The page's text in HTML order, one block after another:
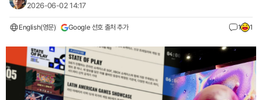
2026-06-02 14:17
English(영문) Google 선호 출처 추가 1 1